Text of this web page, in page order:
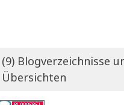
(9) Blogverzeichnisse
Übersichten